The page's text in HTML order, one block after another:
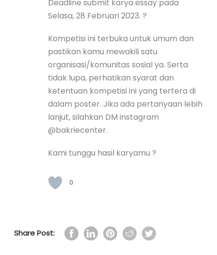
Deadline submit karya essay pada
Selasa, 28 Februari 2023. ?
Kompetisi ini terbuka untuk umum dan
pastikan kamu mewakili satu
organisasi/komunitas sosial ya. Serta
tidak lupa, perhatikan syarat dan
ketentuan kompetisi ini yang tertera di
dalam poster. Jika ada pertanyaan lebih
lanjut, silahkan DM instagram
@bakriecenter.
Kami tunggu hasil karyamu ?
0
Share Post: